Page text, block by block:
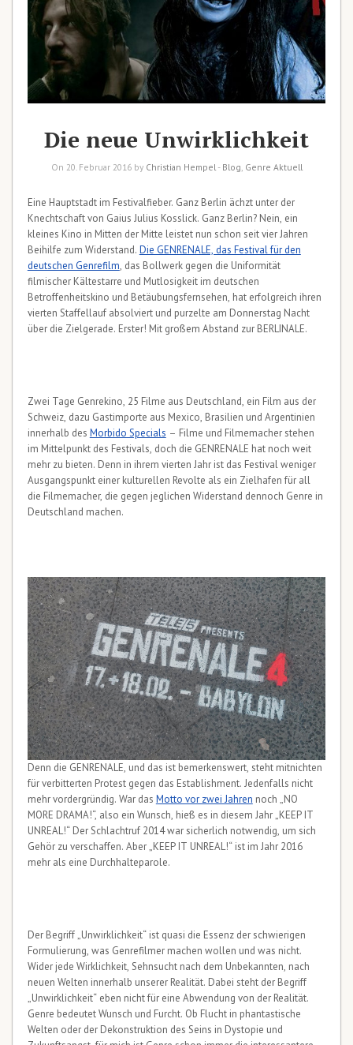
Die neue Unwirklichkeit
On 20. Februar 2016 by Christian Hempel - Blog Genre Aktuell
Eine Hauptstadt im Festivalfieber. Ganz Berlin ächzt unter der
Knechtschaft von Gaius Julius Kosslick. Ganz Berlin? Nein, ein
kleines Kino in Mitten der Mitte leistet nun schon seit vier Jahren
Beihilfe zum Widerstand. Die GENRENALE, das Festival für den
deutschen Genrefilm, das Bollwerk gegen die Uniformität
filmischer Kältestarre und Mutlosigkeit im deutschen
Betroffenheitskino und Betäubungsfernsehen, hat erfolgreich ihren
vierten Staffellauf absolviert und purzelte am Donnerstag Nacht
über die Zielgerade. Erster! Mit großem Abstand zur BERLINALE.
Zwei Tage Genrekino, 25 Filme aus Deutschland, ein Film aus der
Schweiz, dazu Gastimporte aus Mexico, Brasilien und Argentinien
innerhalb des Morbido Specials – Filme und Filmemacher stehen
im Mittelpunkt des Festivals, doch die GENRENALE hat noch weit
mehr zu bieten. Denn in ihrem vierten Jahr ist das Festival weniger
Ausgangspunkt einer kulturellen Revolte als ein Zielhafen für all
die Filmemacher, die gegen jeglichen Widerstand dennoch Genre in
Deutschland machen.
Denn die GENRENALE, und das ist bemerkenswert, steht mitnichten
für verbitterten Protest gegen das Establishment. Jedenfalls nicht
mehr vordergründig. War das Motto vor zwei Jahren noch „NO
MORE DRAMA!“, also ein Wunsch, hieß es in diesem Jahr „KEEP IT
UNREAL!“ Der Schlachtruf 2014 war sicherlich notwendig, um sich
Gehör zu verschaffen. Aber „KEEP IT UNREAL!“ ist im Jahr 2016
mehr als eine Durchhalteparole.
Der Begriff „Unwirklichkeit“ ist quasi die Essenz der schwierigen
Formulierung, was Genrefilmer machen wollen und was nicht.
Wider jede Wirklichkeit, Sehnsucht nach dem Unbekannten, nach
neuen Welten innerhalb unserer Realität. Dabei steht der Begriff
„Unwirklichkeit“ eben nicht für eine Abwendung von der Realität.
Genre bedeutet Wunsch und Furcht. Ob Flucht in phantastische
Welten oder der Dekonstruktion des Seins in Dystopie und